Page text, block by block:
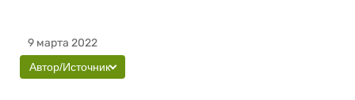
9 марта 2022
Автор/Источник